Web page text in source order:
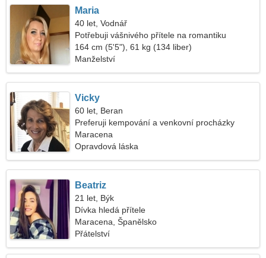
Maria
40 let, Vodnář
Potřebuji vášnivého přítele na romantiku
164 cm (5'5"), 61 kg (134 liber)
Manželství
Vicky
60 let, Beran
Preferuji kempování a venkovní procházky
Maracena
Opravdová láska
Beatriz
21 let, Býk
Dívka hledá přítele
Maracena, Španělsko
Přátelství